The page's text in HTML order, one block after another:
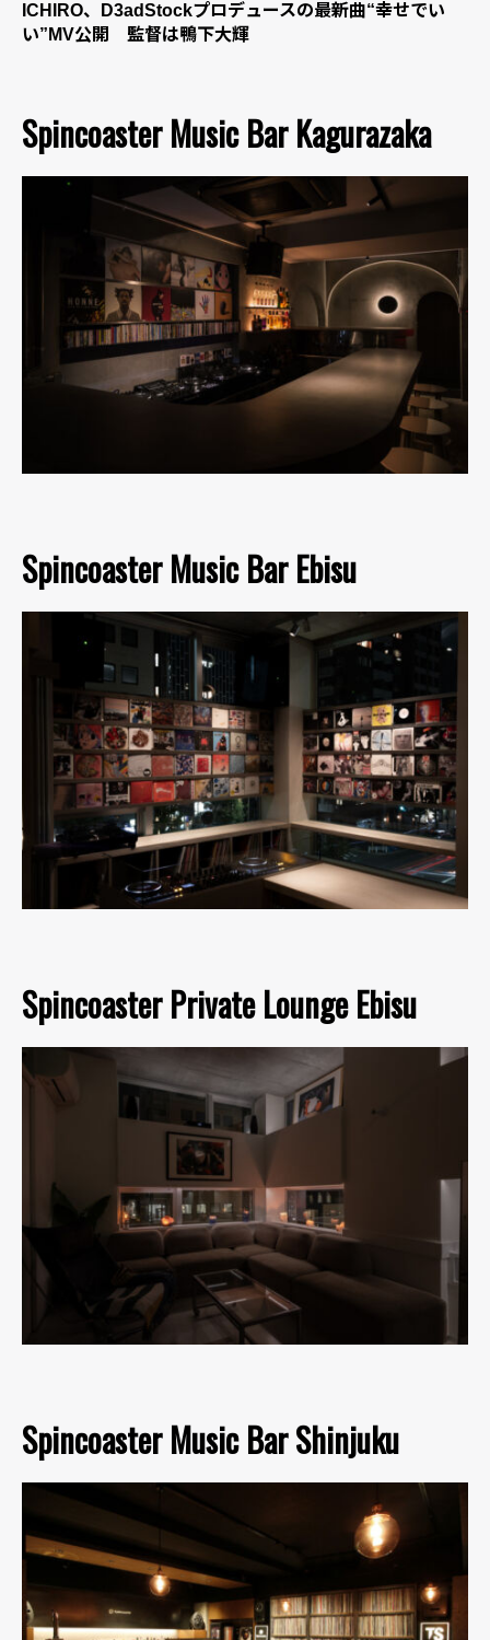
ICHIRO、D3adStockプロデュースの最新曲“幸せでい
い”MV公開 監督は鴨下大輝
Spincoaster Music Bar Kagurazaka
Spincoaster Music Bar Ebisu
Spincoaster Private Lounge Ebisu
Spincoaster Music Bar Shinjuku